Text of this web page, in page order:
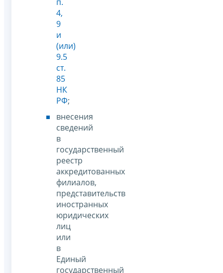
4,
9
и
(или)
9.5
ст.
85
НК
РФ;
внесения
сведений
в
государственный
реестр
аккредитованных
филиалов,
представительств
иностранных
юридических
лиц
или
в
Единый
государственный